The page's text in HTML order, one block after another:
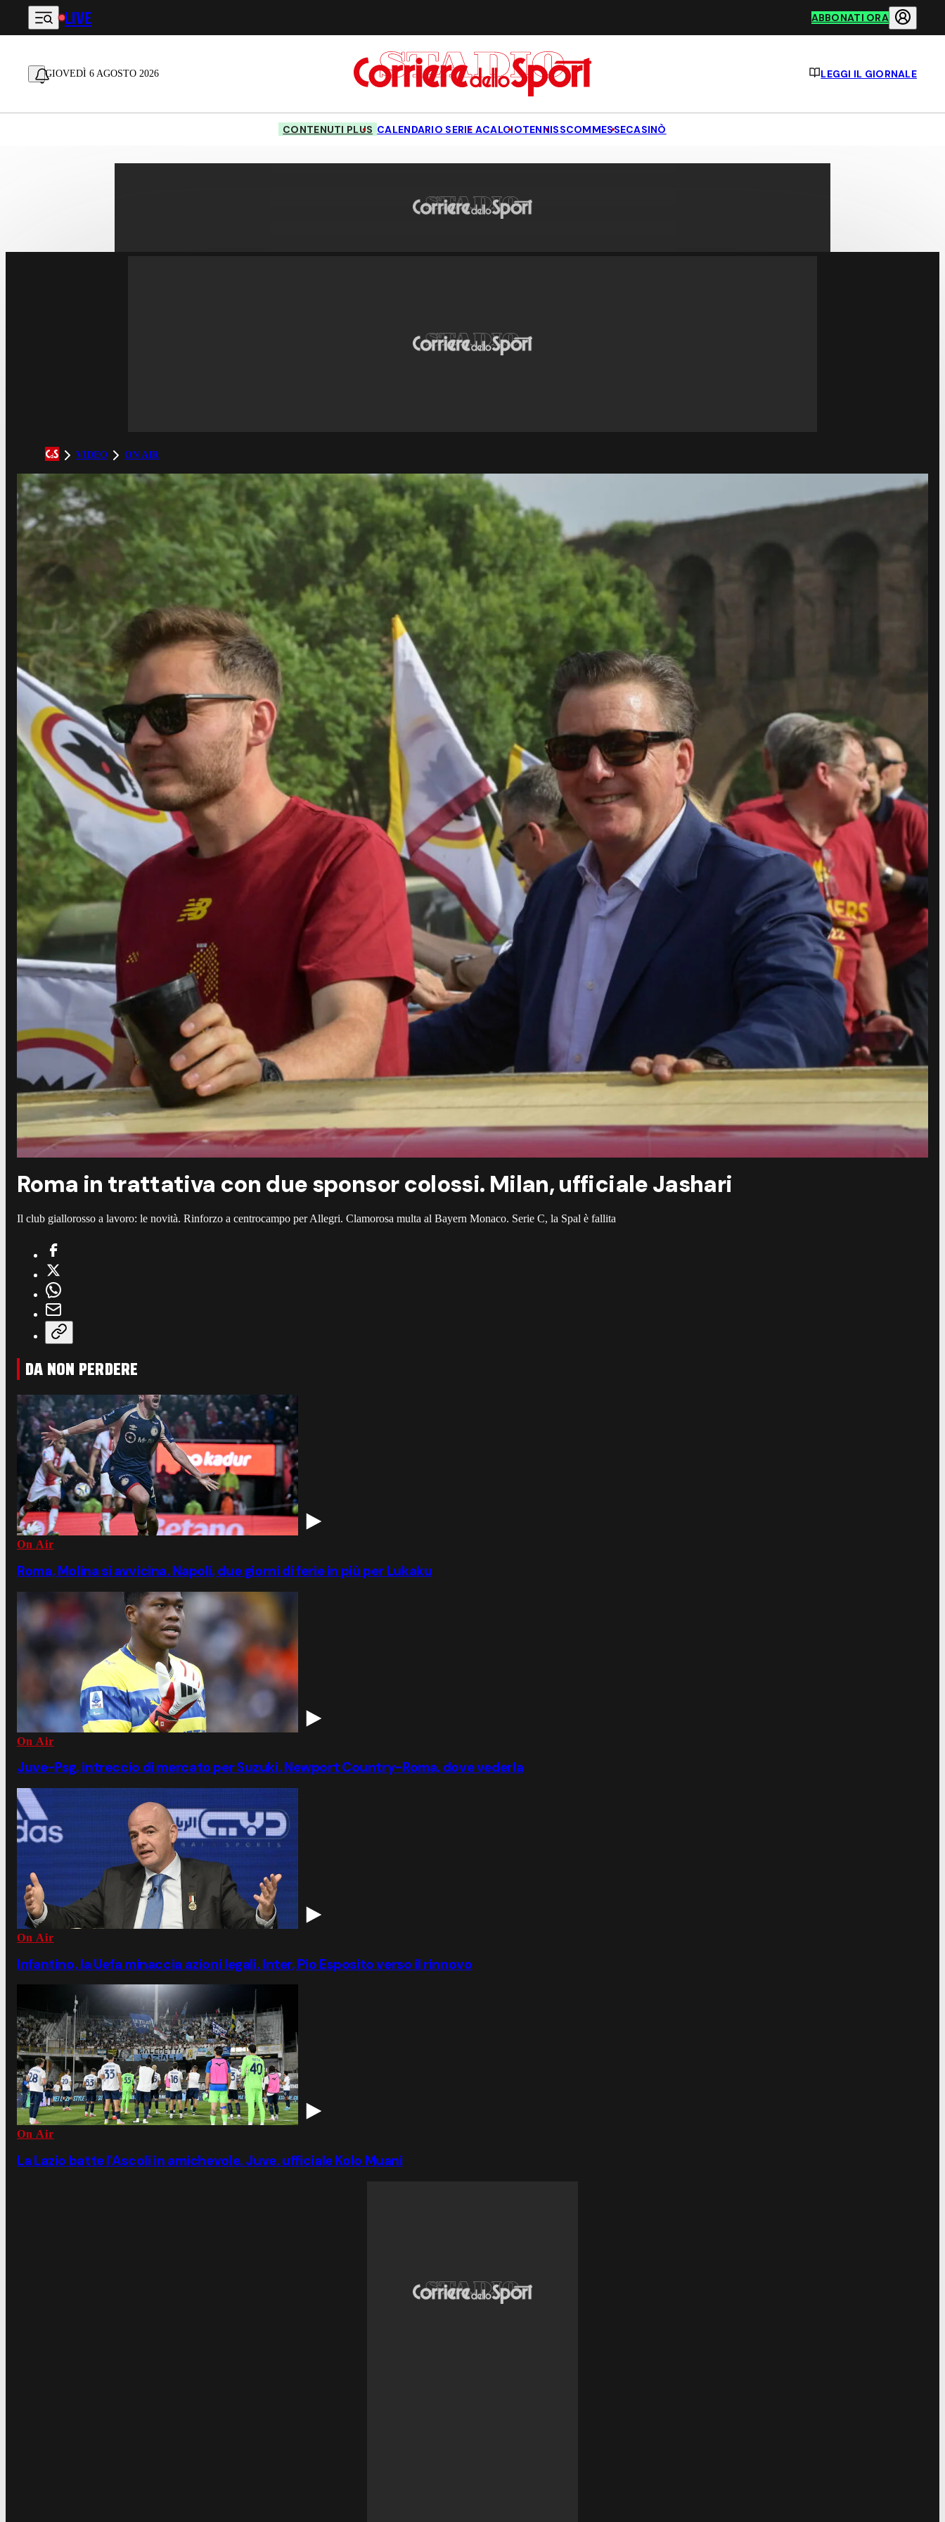
Vai al contenuto principale
LIVE ABBONATI ORA
GIOVEDÌ 6 AGOSTO 2026 LEGGI IL GIORNALE
CONTENUTI PLUS CALENDARIO SERIE ACALCIOTENNISSCOMMESSECASINÒ
VIDEO ON AIR
Roma in trattativa con due sponsor colossi. Milan, ufficiale Jashari
Il club giallorosso a lavoro: le novità. Rinforzo a centrocampo per Allegri. Clamorosa multa al Bayern Monaco. Serie C, la Spal è fallita
DA NON PERDERE
On Air
Roma, Molina si avvicina. Napoli, due giorni di ferie in più per Lukaku
On Air
Juve-Psg, intreccio di mercato per Suzuki. Newport Country-Roma, dove vederla
On Air
Infantino, la Uefa minaccia azioni legali. Inter, Pio Esposito verso il rinnovo
On Air
La Lazio batte l'Ascoli in amichevole. Juve. ufficiale Kolo Muani